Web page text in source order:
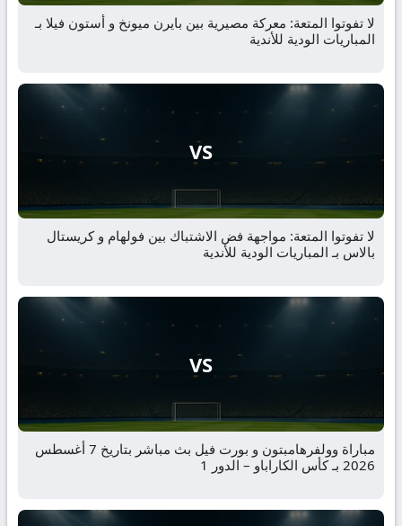
لا تفوتوا المتعة: معركة مصيرية بين بايرن ميونخ و أستون فيلا بـ
المباريات الودية للأندية
VS
لا تفوتوا المتعة: مواجهة فض الاشتباك بين فولهام و كريستال
بالاس بـ المباريات الودية للأندية
VS
مباراة وولفرهامبتون و بورت فيل بث مباشر بتاريخ 7 أغسطس
2026 بـ كأس الكاراباو – الدور 1